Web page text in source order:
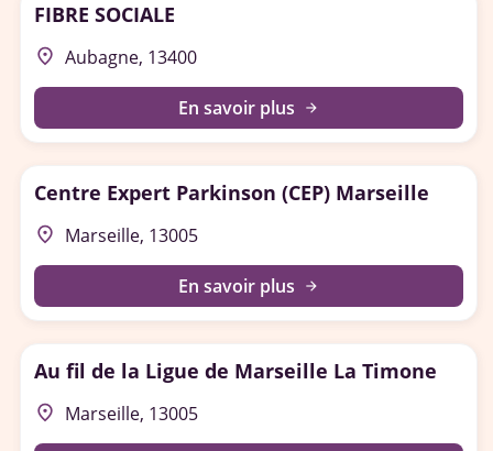
FIBRE SOCIALE
place Aubagne, 13400
En savoir plus arrow_forward
Centre Expert Parkinson (CEP) Marseille
place Marseille, 13005
En savoir plus arrow_forward
Au fil de la Ligue de Marseille La Timone
place Marseille, 13005